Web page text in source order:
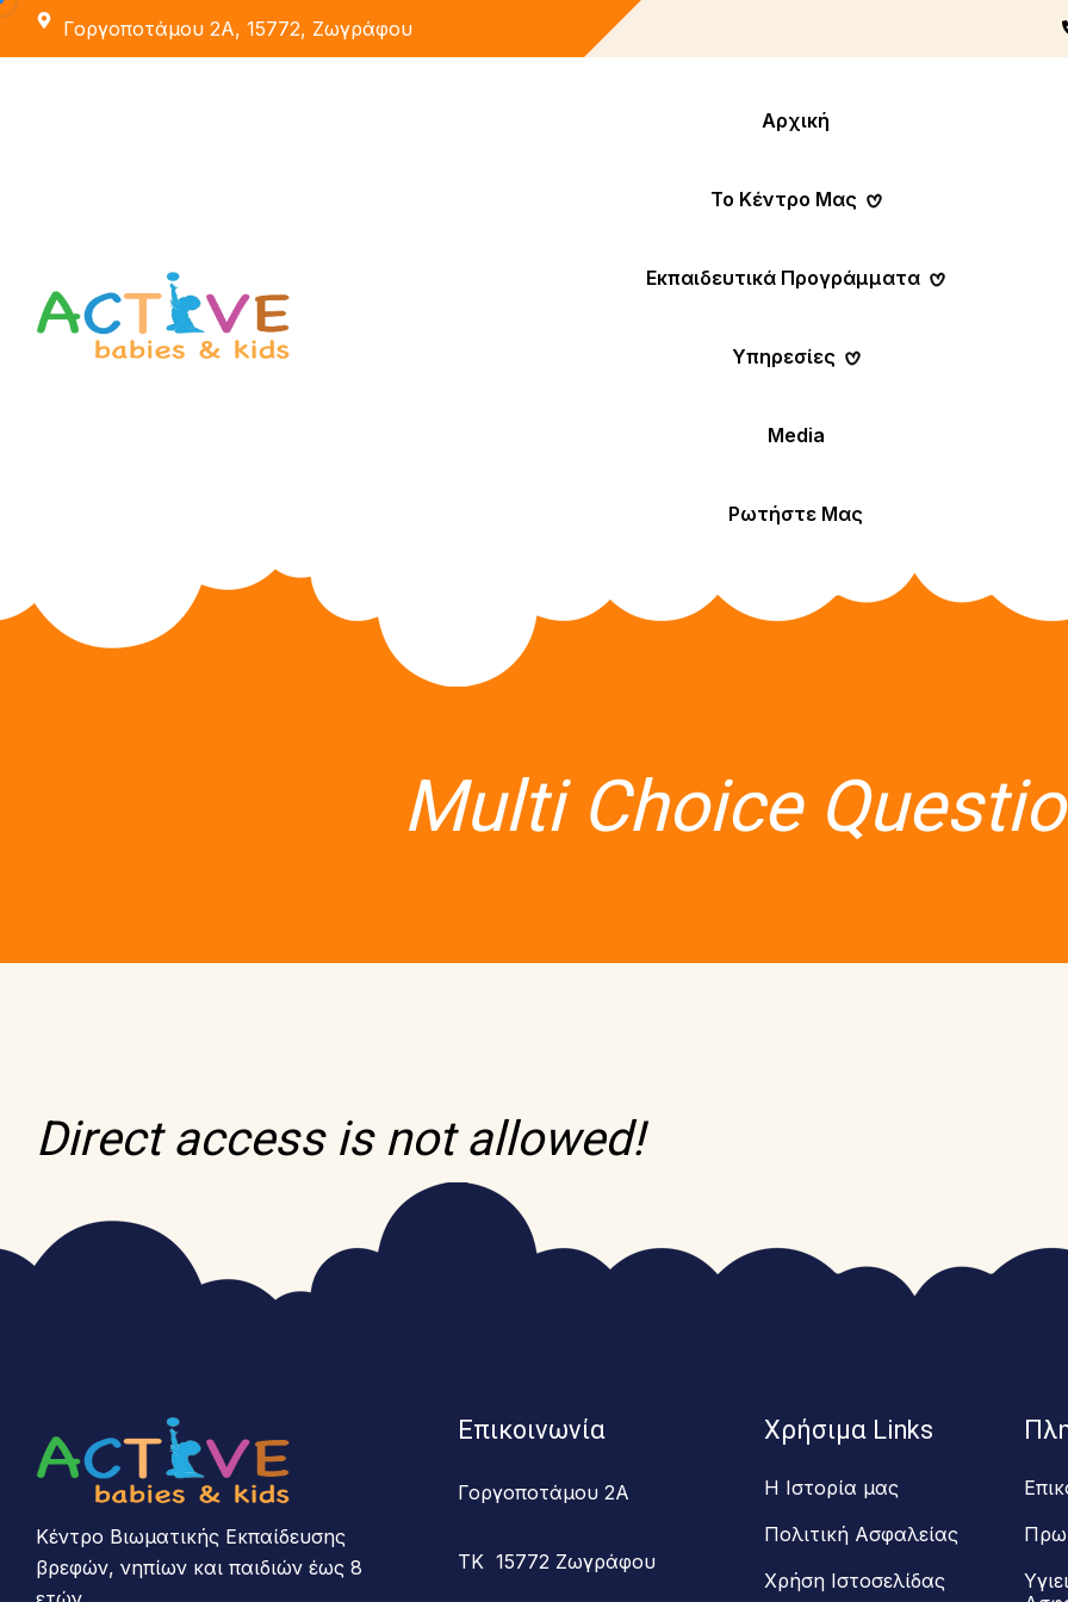
Γοργοποτάμου 2Α, 15772, Ζωγράφου
Αρχική
Το Κέντρο Μας
Εκπαιδευτικά Προγράμματα
Υπηρεσίες
Active Training System
Media
Ρωτήστε Μας
Multi Choice
Direct access is not allowed!
Κέντρο Βιωματικής Εκπαίδευσης
βρεφών, νηπίων και παιδιών έως 8
Επικοινωνία
Γοργοποτάμου 2Α
ΤΚ 15772 Ζωγράφου
Χρήσιμα Links
Η Ιστορία μας
Πολιτική Ασφαλείας
Χρήση Ιστοσελίδας